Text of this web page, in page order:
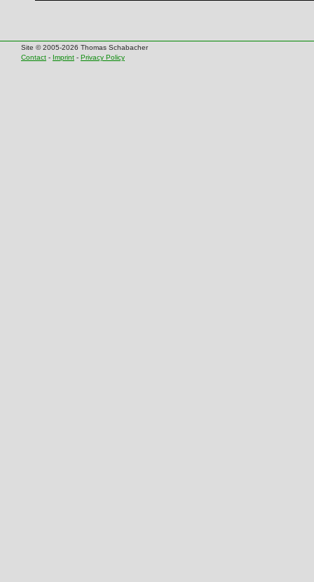
Site © 2005-2026 Thomas Schabacher
Contact - Imprint - Privacy Policy